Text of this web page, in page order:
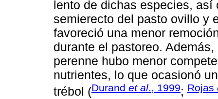
lento de dichas especies,
semierecto del pasto ovillo y
favoreció una menor
durante el pastoreo.
perenne hubo menor
nutrientes, lo que ocasionó
trébol (Durand et al., 1999; Rojas